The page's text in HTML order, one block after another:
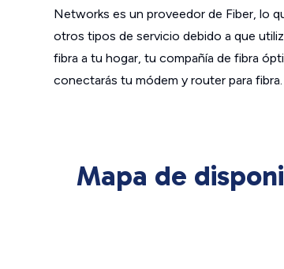
Networks es un proveedor de Fiber, lo
otros tipos de servicio debido a que
fibra a tu hogar, tu compañía de fibra
conectarás tu módem y router para fibra.
Mapa de